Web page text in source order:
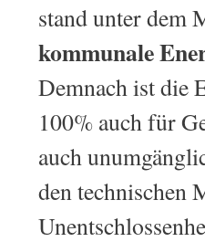
stand unter dem
kommunale
Demnach ist die
100% auch für
auch
den technischen